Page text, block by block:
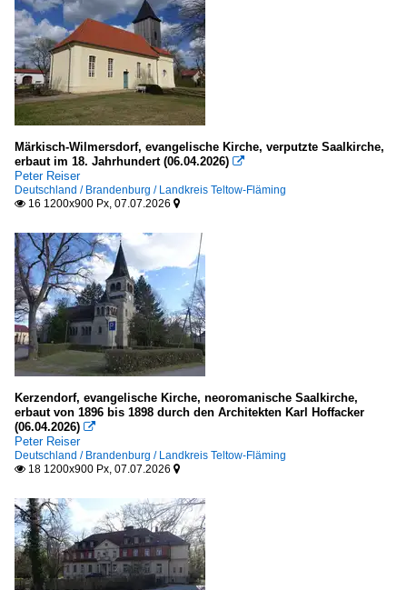
Märkisch-Wilmersdorf, evangelische Kirche, verputzte Saalkirche,
erbaut im 18. Jahrhundert (06.04.2026) 
Peter Reiser
Deutschland / Brandenburg / Landkreis Teltow-Fläming
 16 1200x900 Px, 07.07.2026 
Kerzendorf, evangelische Kirche, neoromanische Saalkirche,
erbaut von 1896 bis 1898 durch den Architekten Karl Hoffacker
(06.04.2026) 
Peter Reiser
Deutschland / Brandenburg / Landkreis Teltow-Fläming
 18 1200x900 Px, 07.07.2026 